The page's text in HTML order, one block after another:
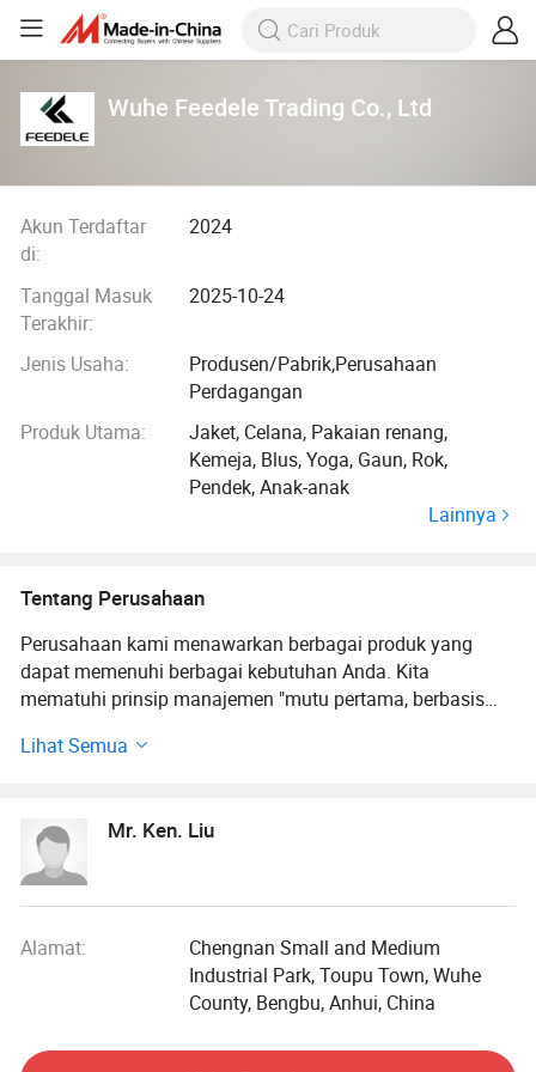
Wuhe Feedele Trading Co., Ltd
Akun Terdaftar
di:
2024
Tanggal Masuk
Terakhir:
2025-10-24
Jenis Usaha:
Produsen/Pabrik,Perusahaan
Perdagangan
Produk Utama:
Jaket, Celana, Pakaian renang,
Kemeja, Blus, Yoga, Gaun, Rok,
Pendek, Anak-anak
Lainnya
Tentang Perusahaan
Perusahaan kami menawarkan berbagai produk yang
dapat memenuhi berbagai kebutuhan Anda. Kita
mematuhi prinsip manajemen "mutu pertama, berbasis
selalu melakukan yang terbaik untuk memenuhi
Yang menjadi makanan adalah perusahaan industri dan
perdagangan, sebagian besar melibatkan impor pakaian &
ekspor. Termasuk baju pria/wanita, kaos, celana, pakaian,
dan Amerika. Kami adalah pemasok utama costco.
Kami berjanji bahwa semua produk diproduksi dengan
dan standar kontrol kualitas yang ketat untuk memastikan
Lihat Semua
Mr. Ken. Liu
Alamat:
Chengnan Small and Medium
Industrial Park, Toupu Town, Wuhe
County, Bengbu, Anhui, China